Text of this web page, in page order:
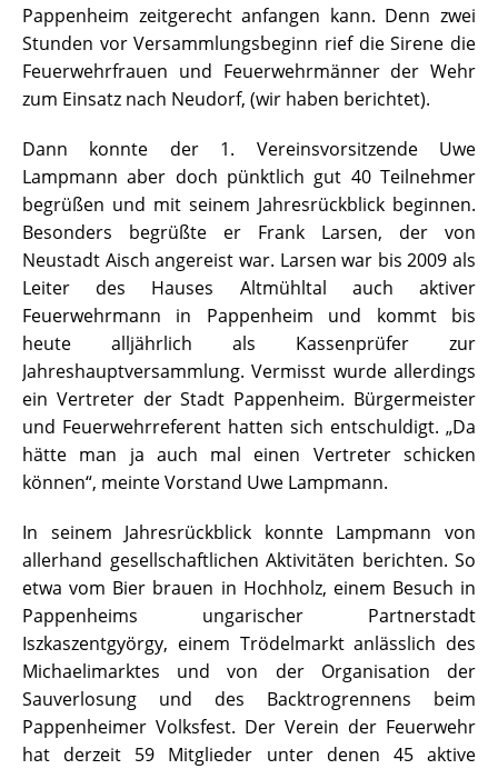
Pappenheim zeitgerecht anfangen kann. Denn zwei
Stunden vor Versammlungsbeginn rief die Sirene die
Feuerwehrfrauen und Feuerwehrmänner der Wehr
zum Einsatz nach Neudorf, (wir haben berichtet).
Dann konnte der 1. Vereinsvorsitzende Uwe
Lampmann aber doch pünktlich gut 40 Teilnehmer
begrüßen und mit seinem Jahresrückblick beginnen.
Besonders begrüßte er Frank Larsen, der von
Neustadt Aisch angereist war. Larsen war bis 2009 als
Leiter des Hauses Altmühltal auch aktiver
Feuerwehrmann in Pappenheim und kommt bis
heute alljährlich als Kassenprüfer zur
Jahreshauptversammlung. Vermisst wurde allerdings
ein Vertreter der Stadt Pappenheim. Bürgermeister
und Feuerwehrreferent hatten sich entschuldigt. „Da
hätte man ja auch mal einen Vertreter schicken
können“, meinte Vorstand Uwe Lampmann.
In seinem Jahresrückblick konnte Lampmann von
allerhand gesellschaftlichen Aktivitäten berichten. So
etwa vom Bier brauen in Hochholz, einem Besuch in
Pappenheims ungarischer Partnerstadt
Iszkaszentgyörgy, einem Trödelmarkt anlässlich des
Michaelimarktes und von der Organisation der
Sauverlosung und des Backtrogrennens beim
Pappenheimer Volksfest. Der Verein der Feuerwehr
hat derzeit 59 Mitglieder unter denen 45 aktive